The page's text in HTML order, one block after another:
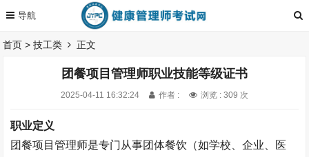
首页 >技工类 正文
团餐项目管理师职业技能等级证书
2025-04-11 16:32:24 作者 : 浏览 : 309 次
职业定义
团餐项目管理师是专门从事团体餐饮（如学校、企业、医